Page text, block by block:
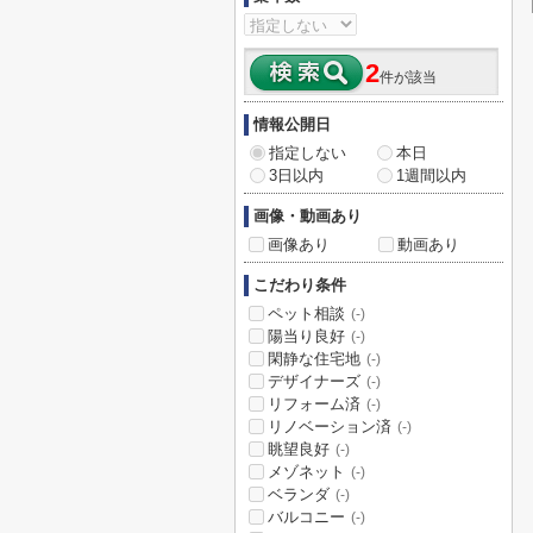
2件が該当
情報公開日
指定しない
本日
3日以内
1週間以内
画像・動画あり
画像あり
動画あり
こだわり条件
ペット相談 (-)
陽当り良好 (-)
閑静な住宅地 (-)
デザイナーズ (-)
リフォーム済 (-)
リノベーション済 (-)
眺望良好 (-)
メゾネット (-)
ベランダ (-)
バルコニー (-)